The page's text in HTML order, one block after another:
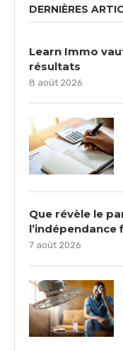
DERNIÈRES
Learn Immo
résultats
8 août 2026
Que révèle le
l’indépendance
7 août 2026